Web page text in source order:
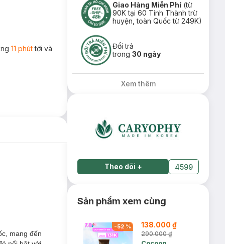
11 phúttới và
mang đến
Giao Hàng Miễn Phí (từ
90K tại 60 Tỉnh Thành trừ
huyện, toàn Quốc từ 249K)
Đổi trả
trong30 ngày
Xem thêm
Theo dõi + 4599
Sản phẩm xem cùng
-52% 138.000 ₫
290.000 ₫